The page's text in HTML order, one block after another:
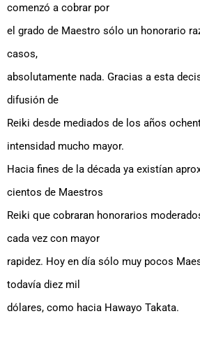
comenzó a cobrar por
el grado de Maestro sólo un honorario
casos,
absolutamente nada. Gracias a esta
difusión de
Reiki desde mediados de los años
intensidad mucho mayor.
Hacia fines de la década ya existían
cientos de Maestros
Reiki que cobraran honorarios
cada vez con mayor
rapidez. Hoy en día sólo muy pocos
todavía diez mil
dólares, como hacia Hawayo Takata.